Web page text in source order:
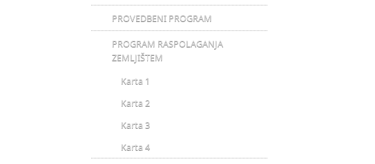
PROVEDBENI PROGRAM
PROGRAM RASPOLAGANJA
ZEMLJIŠTEM
Karta 1
Karta 2
Karta 3
Karta 4